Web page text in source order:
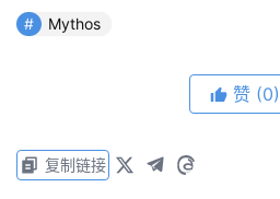
底朝天……我们可能真的要凉了！」
疯狂的30天
Mythos
赞 (0)
复制链接